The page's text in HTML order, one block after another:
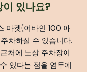
이 있나요?
마켓(어바인 100 아
차하실 수 있습니다.
처에 노상 주차장이
있다는 점을 염두에